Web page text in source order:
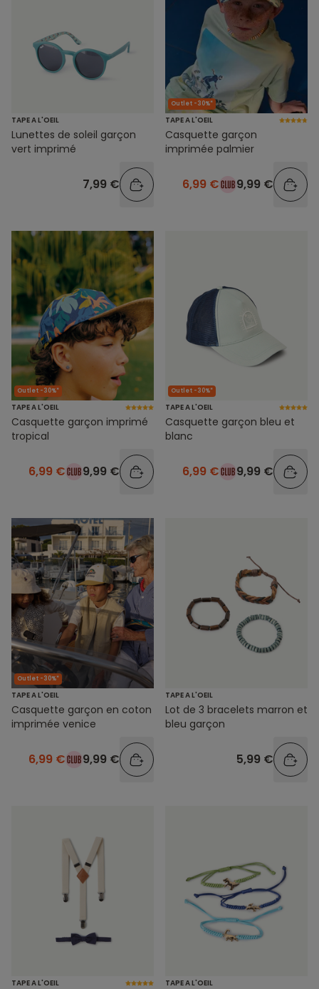
TAPE A L'OEIL
Lunettes de soleil garçon
vert imprimé
7,99 €
Outlet -30%*
TAPE A L'OEIL
Casquette garçon
imprimée palmier
6,99 € 9,99 €
Outlet -30%*
TAPE A L'OEIL
Casquette garçon imprimé
tropical
6,99 € 9,99 €
Outlet -30%*
TAPE A L'OEIL
Casquette garçon bleu et
blanc
6,99 € 9,99 €
Outlet -30%*
TAPE A L'OEIL
Casquette garçon en coton
imprimée venice
6,99 € 9,99 €
TAPE A L'OEIL
Lot de 3 bracelets marron et
bleu garçon
5,99 €
TAPE A L'OEIL TAPE A L'OEIL